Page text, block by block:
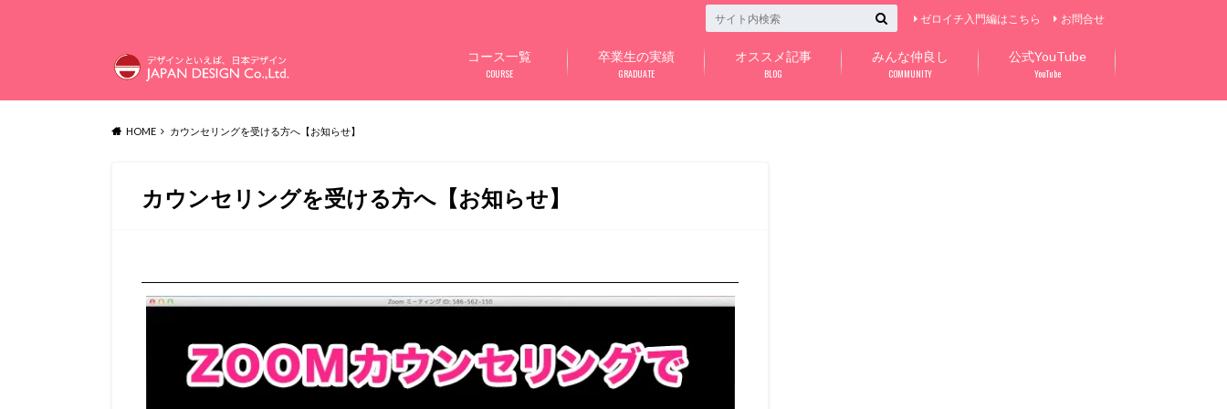
ゼロイチ入門編はこちら お問合せ
コース一覧
COURSE
卒業生の実績
GRADUATE
オススメ記事
BLOG
みんな仲良し
COMMUNITY
公式YouTube
YouTube
HOME カウンセリングを受ける方へ【お知らせ】
カウンセリングを受ける方へ【お知らせ】